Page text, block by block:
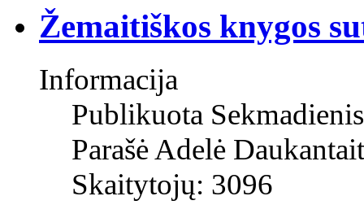
Žemaitiškos knygos
Informacija
Publikuota
Parašė Adelė
Skaitytojų: 3096